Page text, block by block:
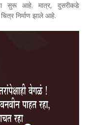
सुरू आहे. मात्र, दुसरीकडे
निर्माण झाले आहे.